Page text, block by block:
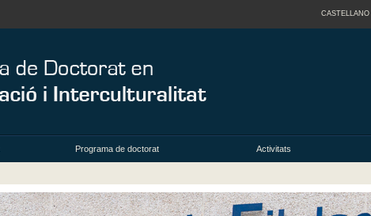
CASTELLANO
Programa de doctorat Activitats